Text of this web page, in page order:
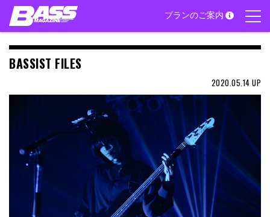
Skip
content
プランのご案内
BASSIST FILES
2020.05.14 UP